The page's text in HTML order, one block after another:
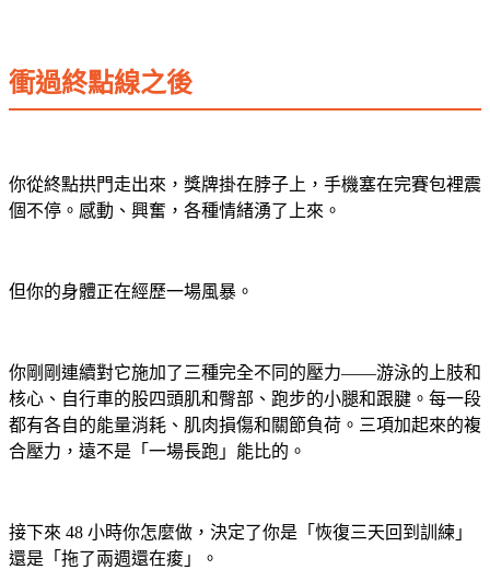
衝過終點線之後
你從終點拱門走出來，獎牌掛在脖子上，手機塞在完賽包裡震
個不停。感動、興奮，各種情緒湧了上來。
但你的身體正在經歷一場風暴。
你剛剛連續對它施加了三種完全不同的壓力——游泳的上肢和
核心、自行車的股四頭肌和臀部、跑步的小腿和跟腱。每一段
都有各自的能量消耗、肌肉損傷和關節負荷。三項加起來的複
合壓力，遠不是「一場長跑」能比的。
接下來 48 小時你怎麼做，決定了你是「恢復三天回到訓練」
還是「拖了兩週還在痠」。